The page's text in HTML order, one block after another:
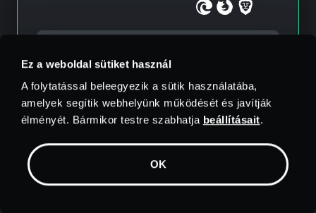
Ez a weboldal sütiket használ
A folytatással beleegyezik a sütik használatába,
amelyek segítik webhelyünk működését és javítják
élményét. Bármikor testre szabhatja beállításait.
OK
Válassza ki
30 napos pénzvisszafizetési garancia